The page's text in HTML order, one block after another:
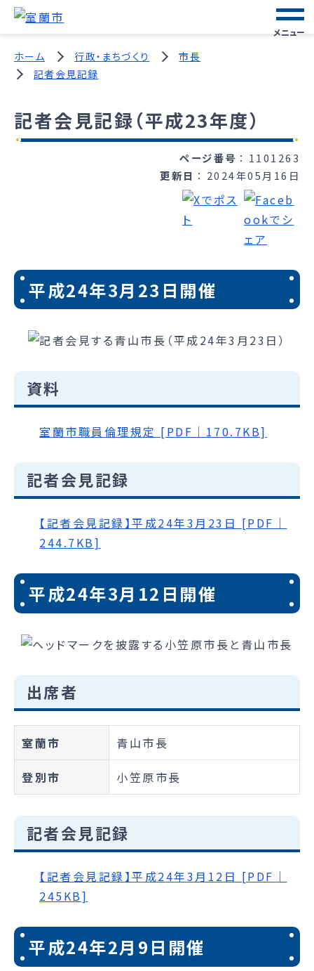
メニュー
ホーム 行政・まちづくり
市長
記者会見記録
記者会見記録（平成23年度）
ページ番号
1101263
更新日
2024年05月16日
平成24年3月23日開催
資料
室蘭市職員倫理規定 [PDF｜170.7KB]
記者会見記録
【記者会見記録】平成24年3月23日 [PDF｜
244.7KB]
平成24年3月12日開催
出席者
室蘭市 青山市長
登別市 小笠原市長
記者会見記録
【記者会見記録】平成24年3月12日 [PDF｜
245KB]
平成24年2月9日開催